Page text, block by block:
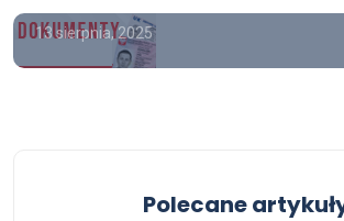
13 sierpnia, 2025
Polecane